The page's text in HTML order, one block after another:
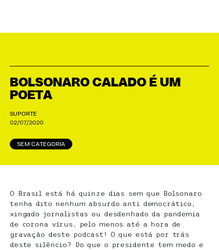
BOLSONARO CALADO É UM
POETA
SUPORTE
02/07/2020
SEM CATEGORIA
O Brasil está há quinze dias sem que Bolsonaro
tenha dito nenhum absurdo anti democrático,
xingado jornalistas ou desdenhado da pandemia
de corona vírus, pelo menos até a hora de
gravação deste podcast! O que está por trás
deste silêncio? Do que o presidente tem medo e